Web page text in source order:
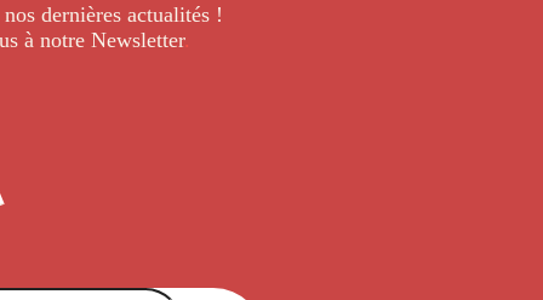
nos dernièresactualités !
à notre Newsletter.